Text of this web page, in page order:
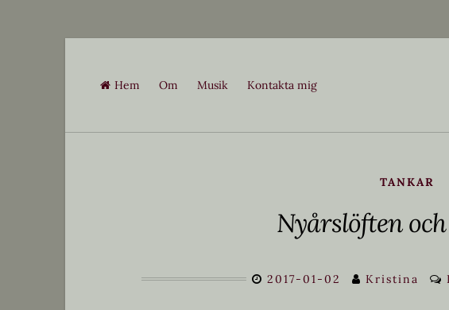
Hem Om Musik Kontakta mig
TANKAR
Nyårslöften
2017-01-02 Kristina